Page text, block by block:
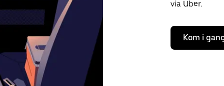
via Uber.
Kom i